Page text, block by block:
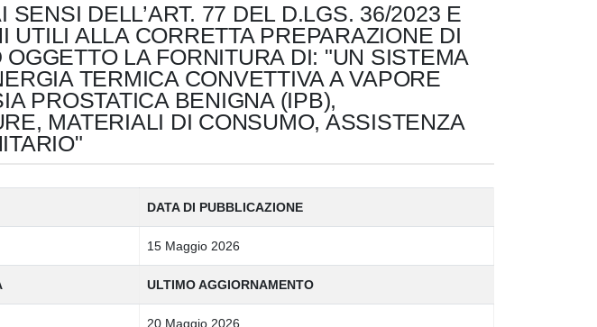
DELL’ART. 77 DEL D.LGS. 36/2023 E
ALLA CORRETTA PREPARAZIONE DI
LA FORNITURA DI: "UN SISTEMA
TERMICA CONVETTIVA A VAPORE
PROSTATICA BENIGNA (IPB),
MATERIALI DI CONSUMO, ASSISTENZA
DATA DI PUBBLICAZIONE
15 Maggio 2026
ULTIMO AGGIORNAMENTO
20 Maggio 2026